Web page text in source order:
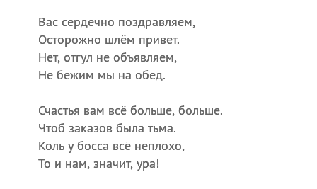
Вас сердечно поздравляем,
Осторожно шлём привет.
Нет, отгул не объявляем,
Не бежим мы на обед.
Счастья вам всё больше, больше.
Чтоб заказов была тьма.
Коль у босса всё неплохо,
То и нам, значит, ура!